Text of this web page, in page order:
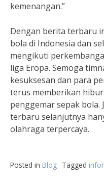
kemenangan.”
Dengan berita terbaru
bola di Indonesia dan
mengikuti
liga Eropa. Semoga
kesuksesan dan para
terus memberikan
penggemar sepak bola.
terbaru selanjutnya
olahraga terpercaya.
Posted in Blog Tagged